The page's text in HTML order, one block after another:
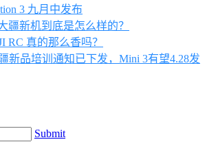
3 九月中发布
新机到底是怎么样的？
RC 真的那么香吗？
新品培训通知已下发，Mini 3有望4.28发
Submit